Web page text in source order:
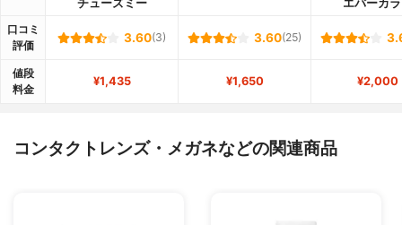
チューズミー
エバーカ
口コミ
評価
3.60(3) 3.60(25)
値段
料金
¥1,435 ¥1,650 ¥2,000
コンタクトレンズ・メガネなどの関連商品